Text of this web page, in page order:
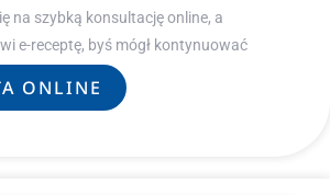
na szybką konsultację online, a
e-receptę, byś mógł kontynuować
ONLINE